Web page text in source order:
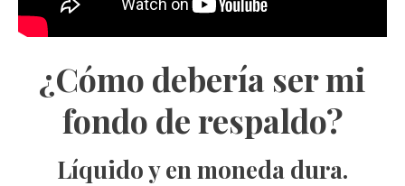
¿Cómo debería ser mi
fondo de respaldo?
Líquido y en moneda dura.